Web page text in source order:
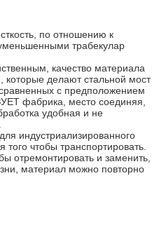
по отношению к
трабекулар
качество материала
которые делают стальной мост
с предположением
фабрика, место соединяя,
удобная и не
индустриализированного
того чтобы транспортировать.
отремонтировать и заменить,
материал можно повторно